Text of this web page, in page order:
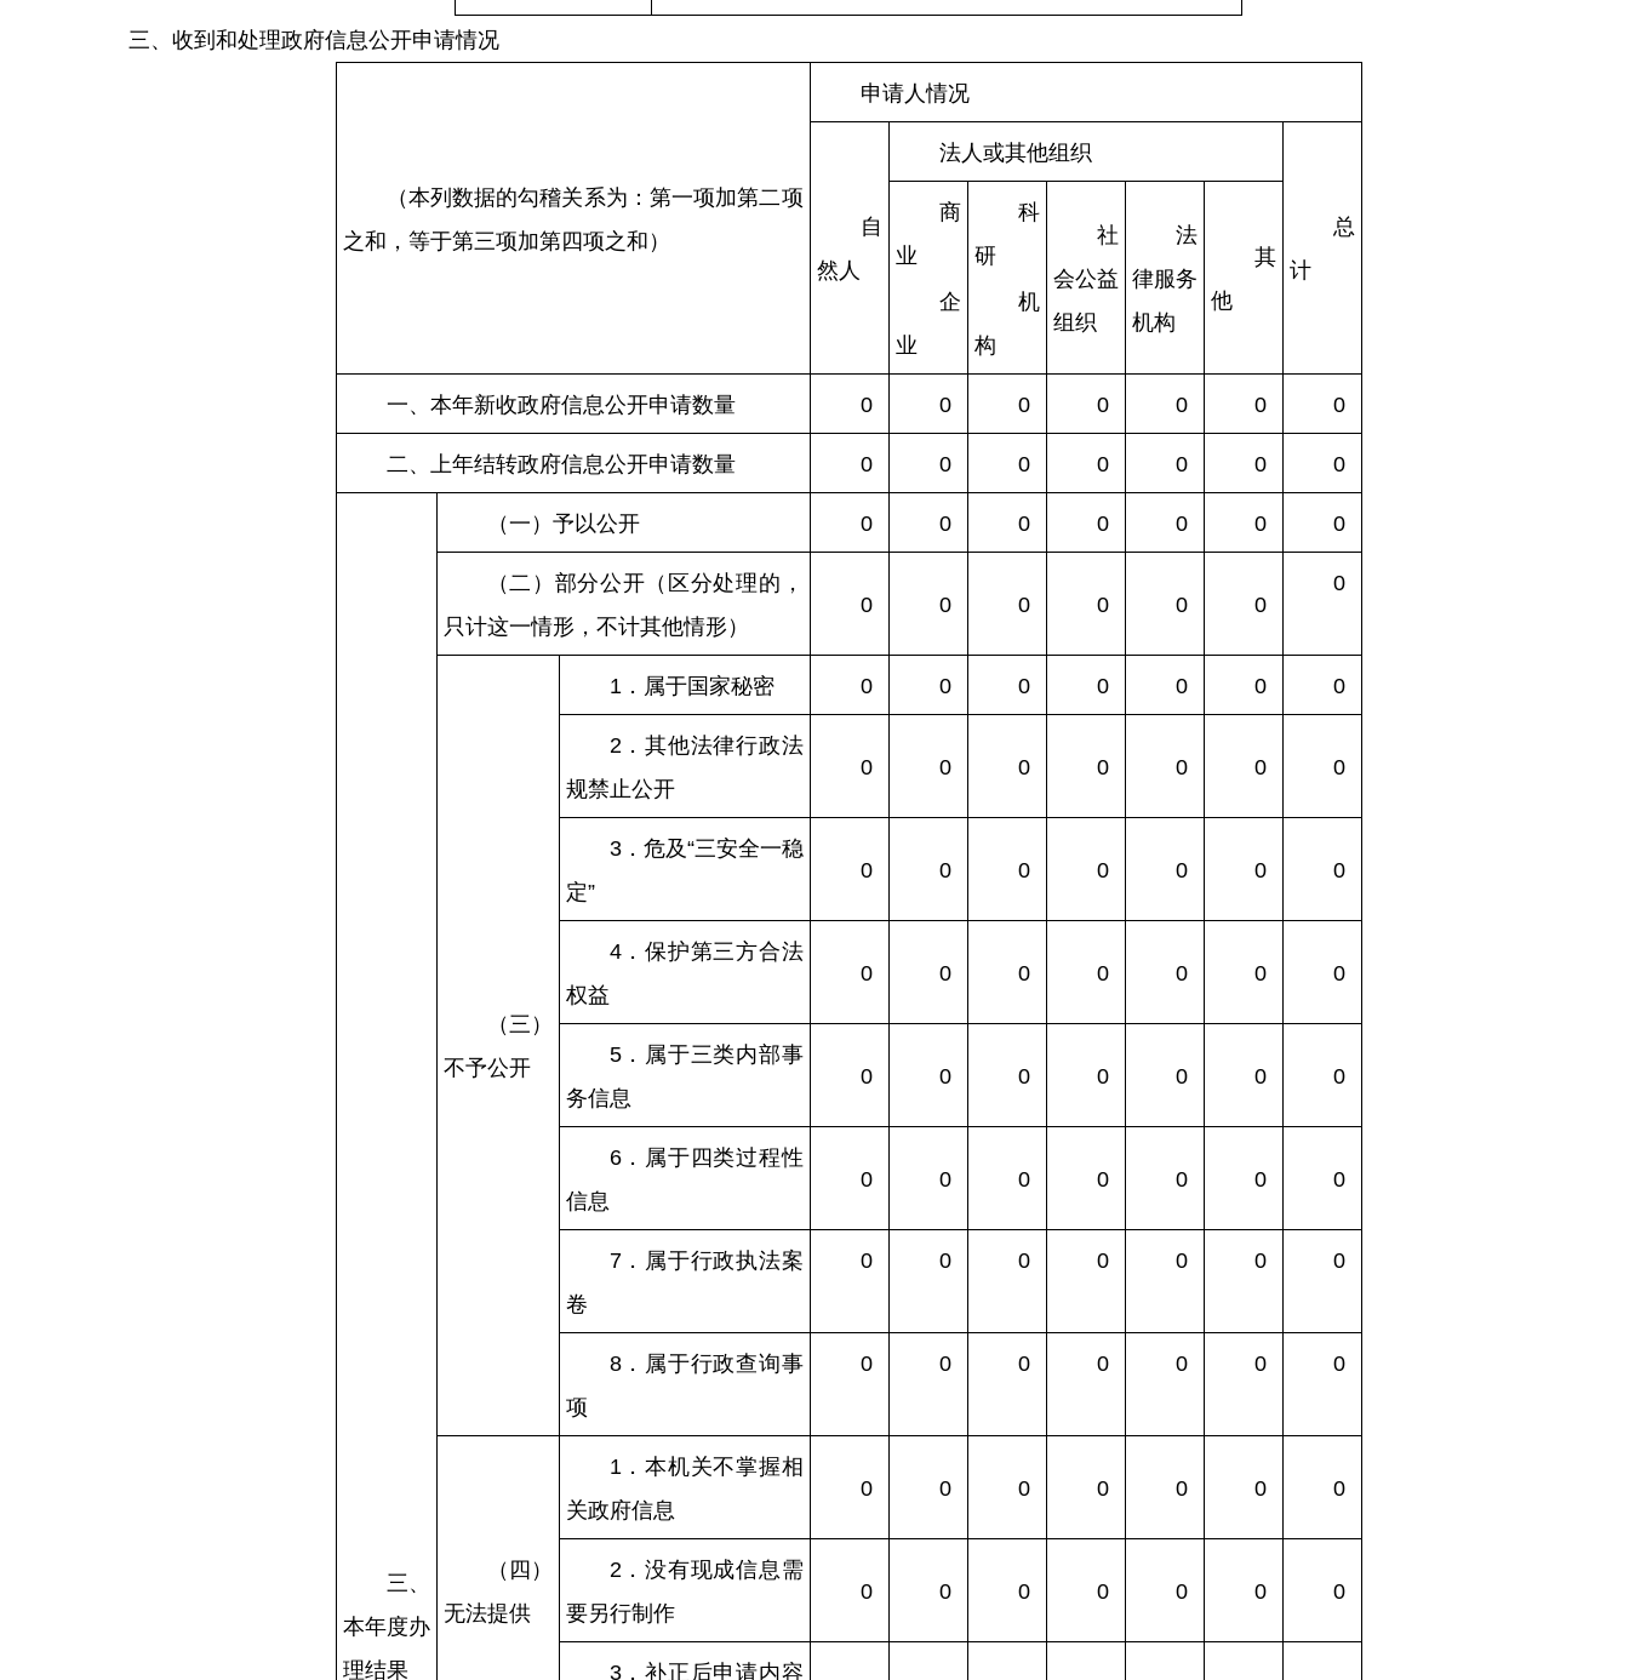
三、收到和处理政府信息公开申请情况
（本列数据的勾稽关系为：第一项加第二项
之和，等于第三项加第四项之和）
申请人情况
自
然人
法人或其他组织
总
计
商
业
企
业
科
研
机
构
社
会公益
组织
法
律服务
机构
其
他
一、本年新收政府信息公开申请数量 0 0 0 0 0 0 0
二、上年结转政府信息公开申请数量 0 0 0 0 0 0 0
三、
本年度办
理结果
（一）予以公开 0 0 0 0 0 0 0
（二）部分公开（区分处理的，
只计这一情形，不计其他情形）
0 0 0 0 0 0
0
（三）
不予公开
1．属于国家秘密 0 0 0 0 0 0 0
2．其他法律行政法
规禁止公开
0 0 0 0 0 0 0
3．危及“三安全一稳
定”
0 0 0 0 0 0 0
4．保护第三方合法
权益
0 0 0 0 0 0 0
5．属于三类内部事
务信息
0 0 0 0 0 0 0
6．属于四类过程性
信息
0 0 0 0 0 0 0
7．属于行政执法案
卷
0 0 0 0 0 0 0
8．属于行政查询事
项
0 0 0 0 0 0 0
（四）
无法提供
1．本机关不掌握相
关政府信息
0 0 0 0 0 0 0
2．没有现成信息需
要另行制作
0 0 0 0 0 0 0
3．补正后申请内容